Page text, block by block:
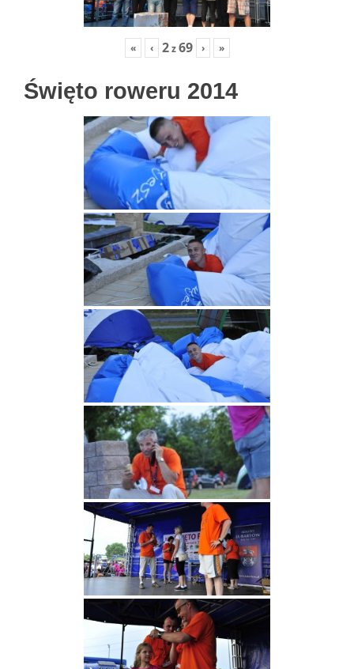
« ‹ 2z69 › »
Święto roweru 2014